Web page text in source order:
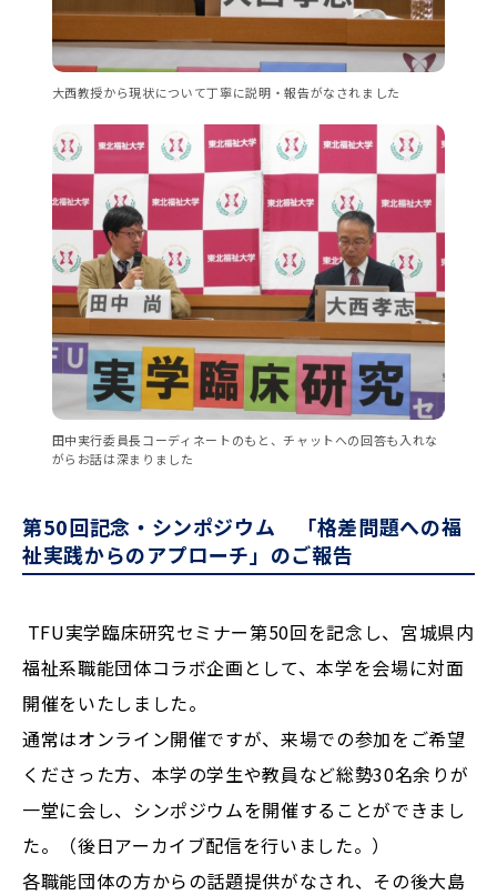
大西教授から現状について丁寧に説明・報告がなされました
田中実行委員長コーディネートのもと、チャットへの回答も入れな
がらお話は深まりました
第50回記念・シンポジウム 「格差問題への福
祉実践からのアプローチ」のご報告
TFU実学臨床研究セミナー第50回を記念し、宮城県内
福祉系職能団体コラボ企画として、本学を会場に対面
開催をいたしました。
通常はオンライン開催ですが、来場での参加をご希望
くださった方、本学の学生や教員など総勢30名余りが
一堂に会し、シンポジウムを開催することができまし
た。（後日アーカイブ配信を行いました。）
各職能団体の方からの話題提供がなされ、その後大島